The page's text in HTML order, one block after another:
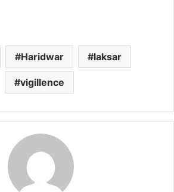
Haridwar laksar
vigillence